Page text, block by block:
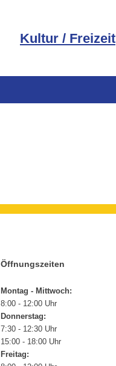
Kultur / Freizeit
Öffnungszeiten
Montag - Mittwoch:
8:00 - 12:00 Uhr
Donnerstag:
7:30 - 12:30 Uhr
15:00 - 18:00 Uhr
Freitag: